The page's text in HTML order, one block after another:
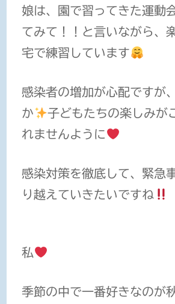
娘は、園で習ってきた運動
てみて！！と言いながら、
宅で練習しています
感染者の増加が心配ですが
か
子どもたちの楽しみが
れませんように
感染対策を徹底して、緊急
り越えていきたいですね
私
季節の中で一番好きなのが